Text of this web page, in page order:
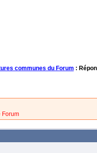
communes du Forum :
Forum